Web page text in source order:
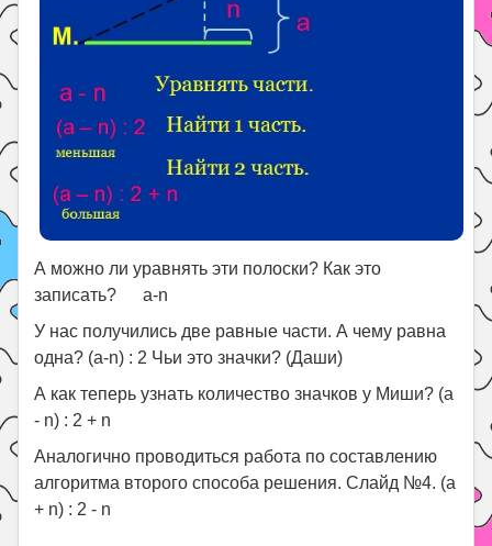
А можно ли уравнять эти полоски? Как это
записать? а-n
У нас получились две равные части. А чему равна
одна? (а-n) : 2 Чьи это значки? (Даши)
А как теперь узнать количество значков у Миши? (а
- n) : 2 + n
Аналогично проводиться работа по составлению
алгоритма второго способа решения. Слайд №4. (а
+ n) : 2 - n